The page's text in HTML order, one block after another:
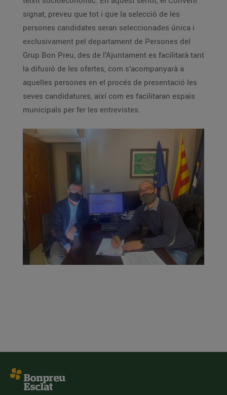
signat, preveu que tot i que la selecció de les
persones candidates seran seleccionades única i
exclusivament pel departament de Persones del
Grup Bon Preu, des de l’Ajuntament es facilitarà tant
la difusió de les ofertes, com s’acompanyarà a
aquelles persones en el procés de presentació les
seves candidatures, així com es facilitaran espais
municipals per fer les entrevistes.